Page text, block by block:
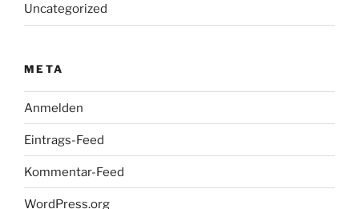
Uncategorized
META
Anmelden
Eintrags-Feed
Kommentar-Feed
WordPress.org